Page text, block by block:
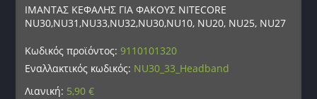
ΙΜΑΝΤΑΣ ΚΕΦΑΛΗΣ ΓΙΑ ΦΑΚΟΥΣ NITECORE
NU30,NU31,NU33,NU32,NU30,NU10, NU20, NU25, NU27
Κωδικός προϊόντος:9110101320
Εναλλακτικός κωδικός: NU30_33_Headband
Λιανική: 5,90€